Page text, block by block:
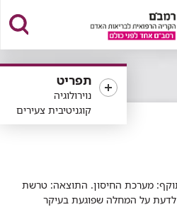
תפריט
נוירולוגיה
קוגניטיבית צעירים
מערכת החיסון. התוצאה: טרשת
על המחלה שפוגעת בעיקר